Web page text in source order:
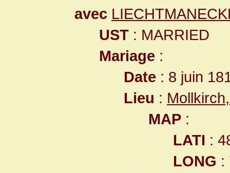
avec
UST : MARRIED
Mariage :
Date : 8 juin
Lieu :
MAP :
LATI :
LONG :